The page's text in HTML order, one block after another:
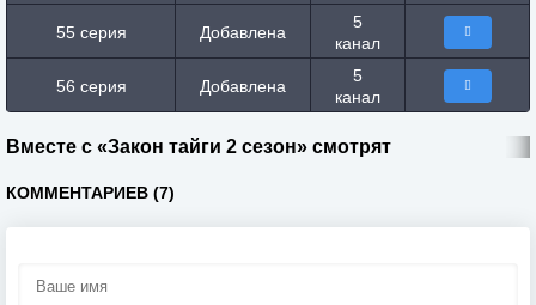
55 серия Добавлена
5
канал
56 серия Добавлена
5
канал
Вместе с «Закон тайги 2 сезон» смотрят
КОММЕНТАРИЕВ (7)